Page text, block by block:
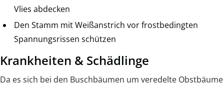
Vlies abdecken
Den Stamm mit Weißanstrich vor frostbedingten
Spannungsrissen schützen
Krankheiten & Schädlinge
Da es sich bei den Buschbäumen um veredelte Obstbäume